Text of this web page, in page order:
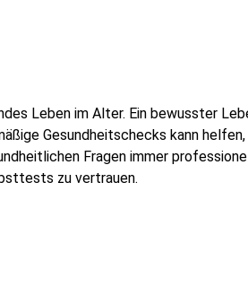
Leben im Alter. Ein bewusster
Gesundheitschecks kann
Fragen immer
zu vertrauen.